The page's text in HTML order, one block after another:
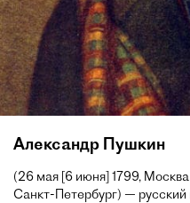
Александр Пушкин
(26 мая [6 июня] 1799,
Санкт-Петербург) — русский